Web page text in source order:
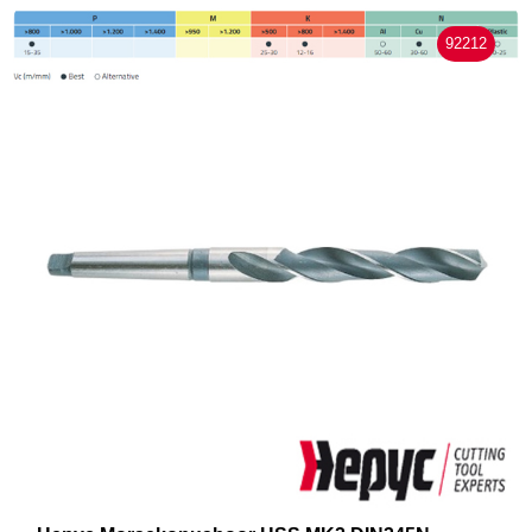
92212